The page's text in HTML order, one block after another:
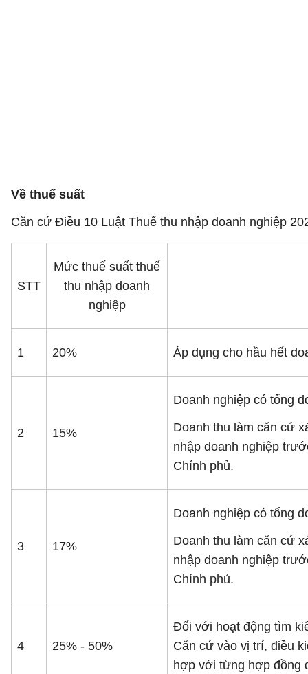
Về thuế suất
Căn cứ Điều 10 Luật Thuế thu nhập doanh nghiệp
STT
Mức thuế suất thuế
thu nhập doanh
nghiệp
1 20% Áp dụng cho hầu hết
2 15%
Doanh nghiệp có tổng
Doanh thu làm căn cứ
nhập doanh nghiệp
Chính phủ.
3 17%
Doanh nghiệp có tổng
Doanh thu làm căn cứ
nhập doanh nghiệp
Chính phủ.
4 25% - 50%
Đối với hoạt động tìm
Căn cứ vào vị trí, điều
hợp với từng hợp đồng